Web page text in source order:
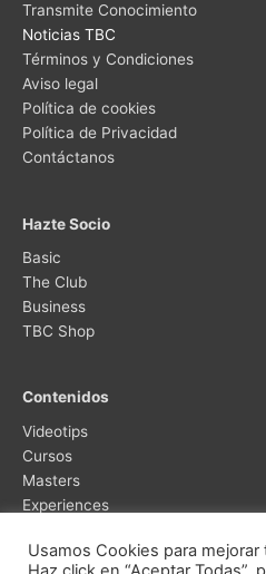
Transmite Conocimiento
Noticias TBC
Términos y Condiciones
Aviso legal
Política de cookies
Política de Privacidad
Contáctanos
Hazte Socio
Basic
The Club
Business
TBC Shop
Contenidos
Videotips
Cursos
Masters
Experiences
Usamos Cookies para